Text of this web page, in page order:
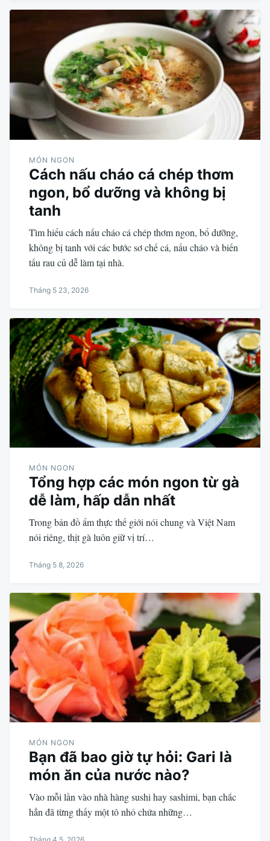
MÓN NGON
Cách nấu cháo cá chép thơm
ngon, bổ dưỡng và không bị
tanh
Tìm hiểu cách nấu cháo cá chép thơm ngon, bổ dưỡng,
không bị tanh với các bước sơ chế cá, nấu cháo và biến
tấu rau củ dễ làm tại nhà.
Tháng 5 23, 2026
MÓN NGON
Tổng hợp các món ngon từ gà
dễ làm, hấp dẫn nhất
Trong bản đồ ẩm thực thế giới nói chung và Việt Nam
nói riêng, thịt gà luôn giữ vị trí…
Tháng 5 8, 2026
MÓN NGON
Bạn đã bao giờ tự hỏi: Gari là
món ăn của nước nào?
Vào mỗi lần vào nhà hàng sushi hay sashimi, bạn chắc
hẳn đã từng thấy một tô nhỏ chứa những…